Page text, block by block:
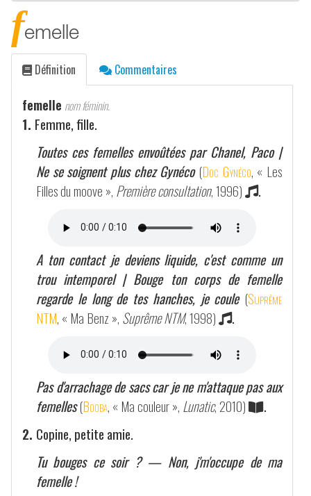
femelle
Définition Commentaires
femelle nom féminin.
1. Femme, fille.
Toutes ces femelles envoûtées par Chanel, Paco |
Ne se soignent plus chez Gynéco (Doc Gynéco, « Les
Filles du moove », Première consultation, 1996) .
A ton contact je deviens liquide, c'est comme un
trou intemporel | Bouge ton corps de femelle
regarde le long de tes hanches, je coule (Suprême
NTM, « Ma Benz », Suprême NTM, 1998) .
Pas d'arrachage de sacs car je ne m'attaque pas aux
femelles (Booba, « Ma couleur », Lunatic, 2010)
.
2. Copine, petite amie.
Tu bouges ce soir ? — Non, j'm'occupe de ma
femelle !